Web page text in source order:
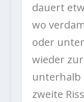
dauert
wo
oder
wieder
unterhalb
zweite